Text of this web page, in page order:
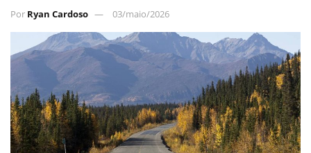
Por Ryan Cardoso 03/maio/2026